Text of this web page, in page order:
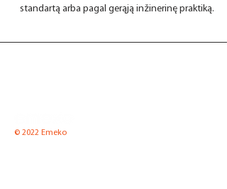
standartą arba pagal gerąją inžinerinę praktiką.
© 2022 Emeko